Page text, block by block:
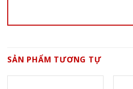
SẢN PHẨM TƯƠNG TỰ